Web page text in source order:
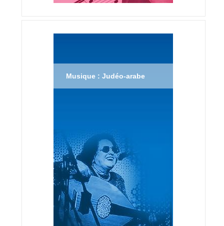
Musique : Judéo-arabe